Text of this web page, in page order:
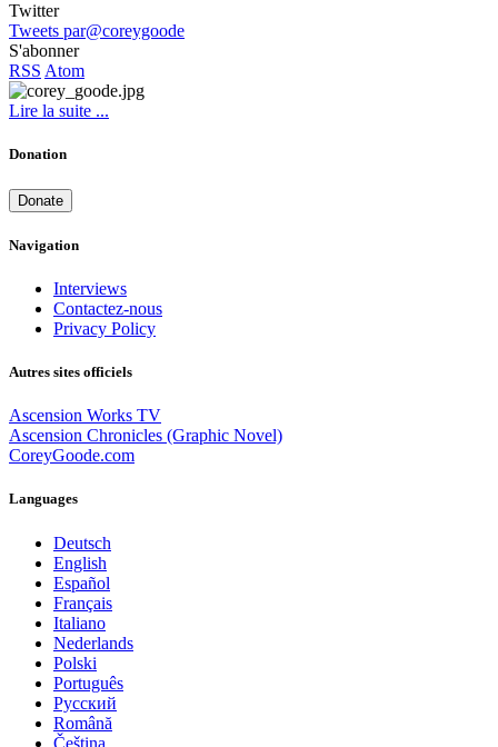
Twitter
Tweets par@coreygoode
S'abonner
RSS Atom
Lire la suite ...
Donation
Donate
Navigation
Interviews
Contactez-nous
Privacy Policy
Autres sites officiels
Ascension Works TV
Ascension Chronicles (Graphic Novel)
CoreyGoode.com
Languages
Deutsch
English
Español
Français
Italiano
Nederlands
Polski
Português
Pусский
Română
Čeština